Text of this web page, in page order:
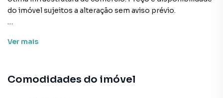
do imóvel sujeitos a alteração sem aviso prévio.
• Academia
• Coworking
Ver mais
Comodidades do imóvel